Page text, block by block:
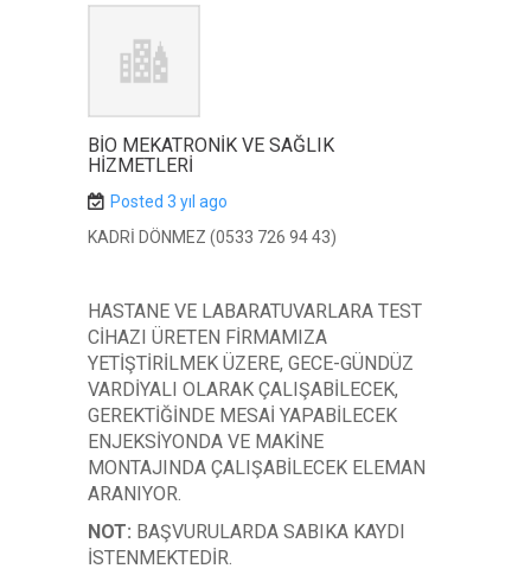
BİO MEKATRONİK VE SAĞLIK
HİZMETLERİ
Posted 3 yıl ago
KADRİ DÖNMEZ (0533 726 94 43)
HASTANE VE LABARATUVARLARA TEST
CİHAZI ÜRETEN FİRMAMIZA
YETİŞTİRİLMEK ÜZERE, GECE-GÜNDÜZ
VARDİYALI OLARAK ÇALIŞABİLECEK,
GEREKTİĞİNDE MESAİ YAPABİLECEK
ENJEKSİYONDA VE MAKİNE
MONTAJINDA ÇALIŞABİLECEK ELEMAN
ARANIYOR.
NOT: BAŞVURULARDA SABIKA KAYDI
İSTENMEKTEDİR.